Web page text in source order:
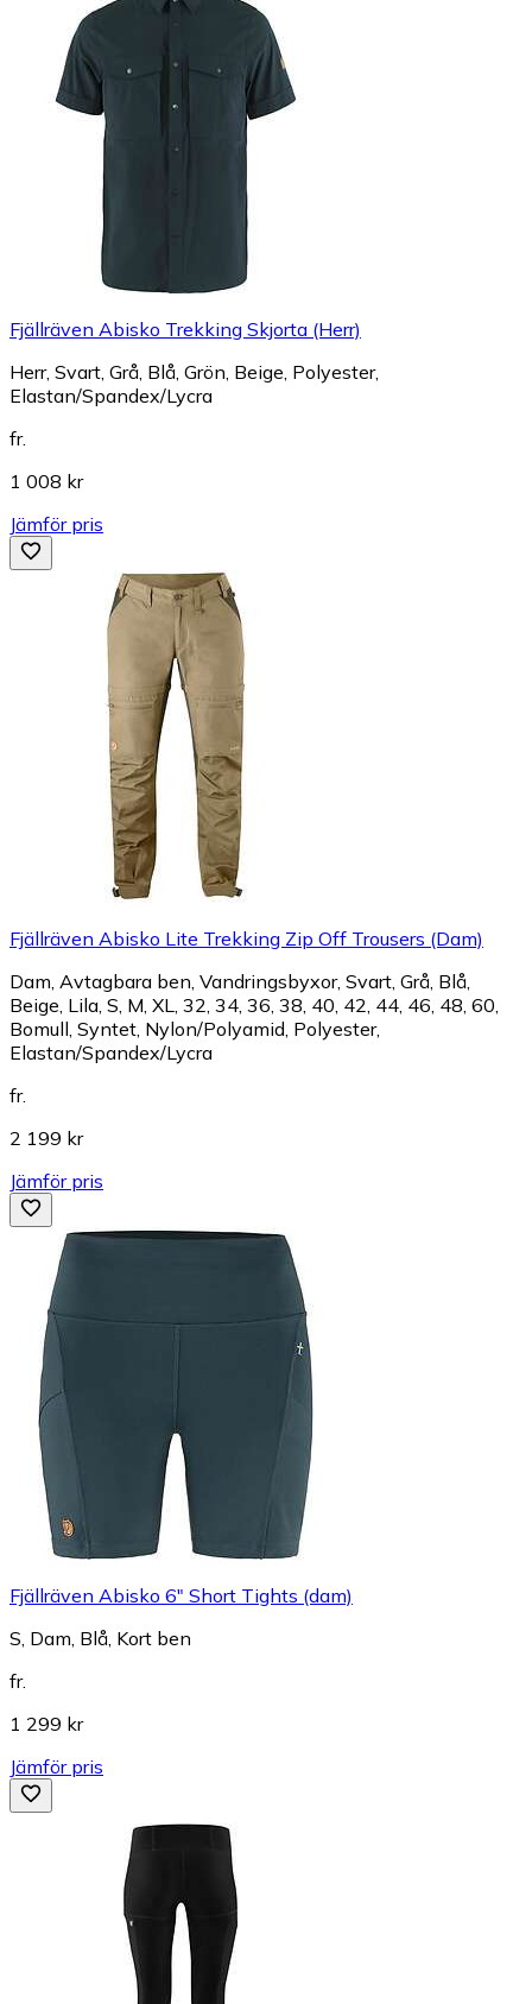
Fjällräven Abisko Trekking Skjorta (Herr)
Herr, Svart, Grå, Blå, Grön, Beige, Polyester,
Elastan/Spandex/Lycra
fr.
1 008 kr
Jämför pris
Fjällräven Abisko Lite Trekking Zip Off Trousers (Dam)
Dam, Avtagbara ben, Vandringsbyxor, Svart, Grå, Blå,
Beige, Lila, S, M, XL, 32, 34, 36, 38, 40, 42, 44, 46, 48, 60,
Bomull, Syntet, Nylon/Polyamid, Polyester,
Elastan/Spandex/Lycra
fr.
2 199 kr
Jämför pris
Fjällräven Abisko 6" Short Tights (dam)
S, Dam, Blå, Kort ben
fr.
1 299 kr
Jämför pris